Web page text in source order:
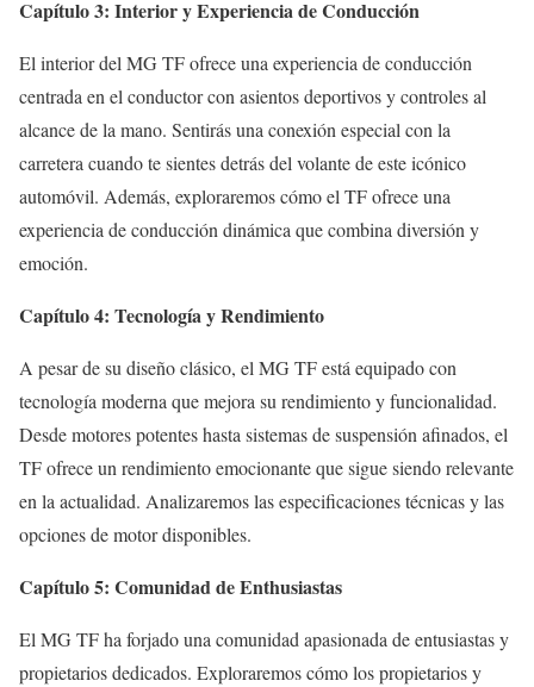
Capítulo 3: Interior y Experiencia de Conducción
El interior del MG TF ofrece una experiencia de conducción
centrada en el conductor con asientos deportivos y controles al
alcance de la mano. Sentirás una conexión especial con la
carretera cuando te sientes detrás del volante de este icónico
automóvil. Además, exploraremos cómo el TF ofrece una
experiencia de conducción dinámica que combina diversión y
emoción.
Capítulo 4: Tecnología y Rendimiento
A pesar de su diseño clásico, el MG TF está equipado con
tecnología moderna que mejora su rendimiento y funcionalidad.
Desde motores potentes hasta sistemas de suspensión afinados, el
TF ofrece un rendimiento emocionante que sigue siendo relevante
en la actualidad. Analizaremos las especificaciones técnicas y las
opciones de motor disponibles.
Capítulo 5: Comunidad de Enthusiastas
El MG TF ha forjado una comunidad apasionada de entusiastas y
propietarios dedicados. Exploraremos cómo los propietarios y